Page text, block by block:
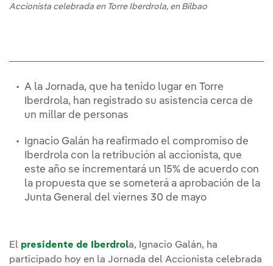
Accionista celebrada en Torre Iberdrola, en Bilbao
A la Jornada, que ha tenido lugar en Torre
Iberdrola, han registrado su asistencia cerca de
un millar de personas
Ignacio Galán ha reafirmado el compromiso de
Iberdrola con la retribución al accionista, que
este año se incrementará un 15% de acuerdo con
la propuesta que se someterá a aprobación de la
Junta General del viernes 30 de mayo
El presidente de Iberdrola, Ignacio Galán, ha
participado hoy en la Jornada del Accionista celebrada